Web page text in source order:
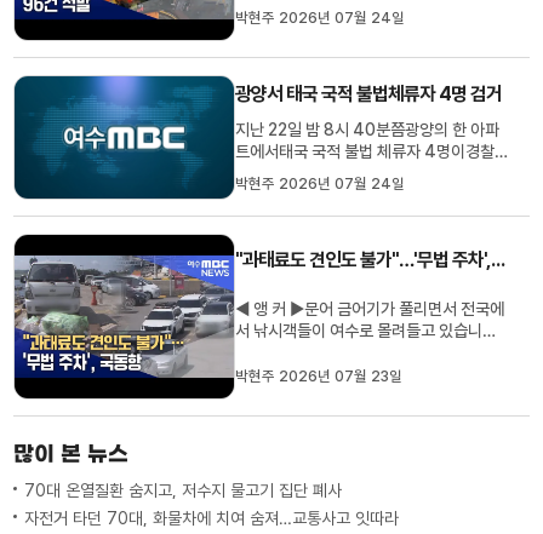
고용노동부 여수지청은지난 1일부터 10일
업 사업장 19곳을 대상으로안전 점검을 벌
인 결과끼임 위험부 방호조치 미흡 등모두
96건의 법 위반 사항을 적발...
박현주 2026년 07월 24일
광양서 태국 국적 불법체류자 4명 검거
지난 22일 밤 8시 40분쯤광양의 한 아파
트에서태국 국적 불법 체류자 4명이경찰
에 붙잡혔습니다.40대 2명 등 태국 국적의
남성 4명은2018년에서 올해 사이90일
간 체류가 가능한 단기 비자로 각각 입국해
국관리법을 위반한 혐의를 받습니다.여수
박현주 2026년 07월 24일
"과태료도 견인도 불가"…'무법 주차', 국동항
◀ 앵 커 ▶문어 금어기가 풀리면서 전국에
서 낚시객들이 여수로 몰려들고 있습니다.
량 때문에 국동항 일대는 매일 주차 전쟁이
하는데요,현장을 박현주 기자가 취재했습
박현주 2026년 07월 23일
많이 본 뉴스
70대 온열질환 숨지고, 저수지 물고기 집단 폐사
자전거 타던 70대, 화물차에 치여 숨져…교통사고 잇따라